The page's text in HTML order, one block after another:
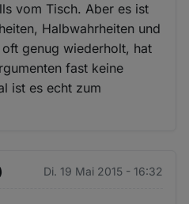
vom Tisch. Aber es ist
Halbwahrheiten und
genug wiederholt, hat
fast keine
ist es echt zum
Di. 19 Mai 2015 - 16:32